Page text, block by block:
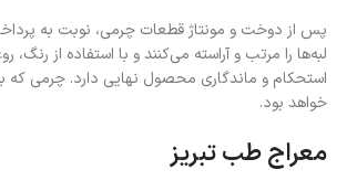
پس از دوخت و مونتاژ قطعات چرمی، نوبت به
لبه‌ها را مرتب و آراسته می‌کنند و با استفاده از
استحکام و ماندگاری محصول نهایی دارد. چرمی که
خواهد بود.
معراج طب تبریز